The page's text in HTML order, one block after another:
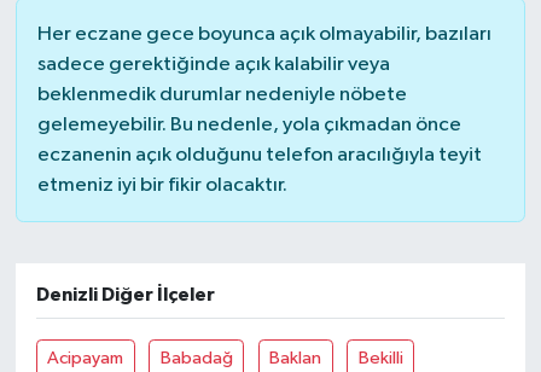
Her eczane gece boyunca açık olmayabilir, bazıları
sadece gerektiğinde açık kalabilir veya
beklenmedik durumlar nedeniyle nöbete
gelemeyebilir. Bu nedenle, yola çıkmadan önce
eczanenin açık olduğunu telefon aracılığıyla teyit
etmeniz iyi bir fikir olacaktır.
Denizli Diğer İlçeler
Acipayam Babadağ Baklan Bekilli